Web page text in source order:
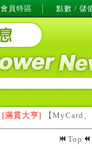
會員特區 點數 / 儲
[滿貫大亨] 【MyCard
Top